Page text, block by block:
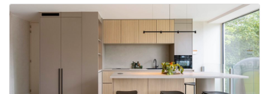
intérieur avec une
touche de couleur